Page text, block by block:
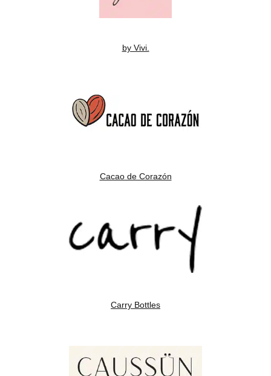
by Vivi.
Cacao de Corazón
Carry Bottles